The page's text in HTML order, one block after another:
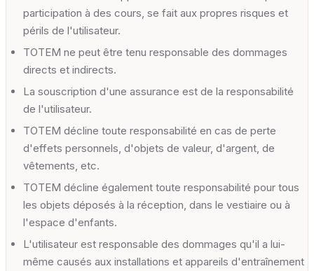
participation à des cours, se fait aux propres risques et
périls de l'utilisateur.
TOTEM ne peut être tenu responsable des dommages
directs et indirects.
La souscription d'une assurance est de la responsabilité
de l'utilisateur.
TOTEM décline toute responsabilité en cas de perte
d'effets personnels, d'objets de valeur, d'argent, de
vêtements, etc.
TOTEM décline également toute responsabilité pour tous
les objets déposés à la réception, dans le vestiaire ou à
l'espace d'enfants.
L'utilisateur est responsable des dommages qu'il a lui-
même causés aux installations et appareils d'entraînement